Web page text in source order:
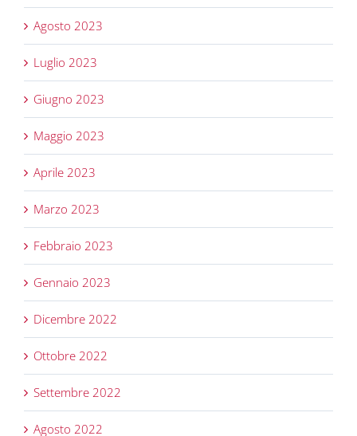
Agosto 2023
Luglio 2023
Giugno 2023
Maggio 2023
Aprile 2023
Marzo 2023
Febbraio 2023
Gennaio 2023
Dicembre 2022
Ottobre 2022
Settembre 2022
Agosto 2022